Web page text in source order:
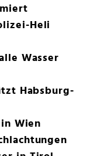
Heli
Wasser
Habsburg-
Wien